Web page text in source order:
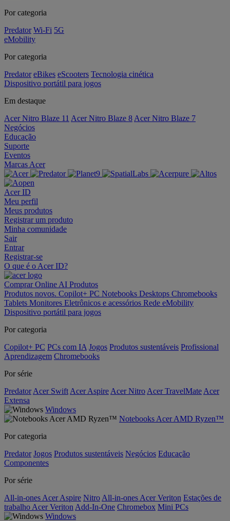
Por categoria
Predator Wi-Fi 5G
eMobility
Por categoria
Predator eBikes eScooters Tecnologia cinética
Dispositivo portátil para jogos
Em destaque
Acer Nitro Blaze 11 Acer Nitro Blaze 8 Acer Nitro Blaze 7
Negócios
Educação
Suporte
Eventos
Marcas Acer
Acer ID
Meu perfil
Meus produtos
Registrar um produto
Minha comunidade
Sair
Entrar
Registrar-se
O que é o Acer ID?
Comprar Online AI Produtos
Produtos novos. Copilot+ PC Notebooks Desktops Chromebooks
Tablets Monitores Eletrônicos e acessórios Rede eMobility
Dispositivo portátil para jogos
Por categoria
Copilot+ PC PCs com IA Jogos Produtos sustentáveis Profissional
Aprendizagem Chromebooks
Por série
Predator Acer Swift Acer Aspire Acer Nitro Acer TravelMate Acer
Extensa
Windows
Notebooks Acer AMD Ryzen™
Por categoria
Predator Jogos Produtos sustentáveis Negócios Educação
Componentes
Por série
All-in-ones Acer Aspire Nitro All-in-ones Acer Veriton Estações de
trabalho Acer Veriton Add-In-One Chromebox Mini PCs
Windows